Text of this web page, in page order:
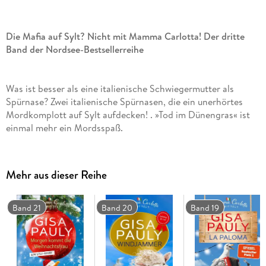
Die Mafia auf Sylt? Nicht mit Mamma Carlotta! Der dritte
Band der Nordsee-Bestsellerreihe
Was ist besser als eine italienische Schwiegermutter als
Spürnase? Zwei italienische Spürnasen, die ein unerhörtes
Mordkomplott auf Sylt aufdecken! . »Tod im Dünengras« ist
einmal mehr ein Mordsspaß.
zu tun, seine italienische Schwiegermutter aus seinen
Ermittlungen rauszuhalten - nicht, dass sich Mamma Carlotta
davon abhalten ließe. Doch in »Tod im Dünengras« könnte
ihre (unfreiwillige) Expertise und unverbesserliche Neugier
einen kniffligen Fall lösen.
Mehr aus dieser Reihe
Band 21 Band 20 Band 19